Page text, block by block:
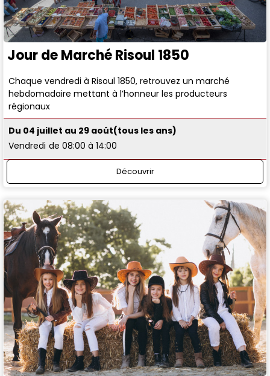
Jour de Marché Risoul 1850
Chaque vendredi à Risoul 1850, retrouvez un marché
hebdomadaire mettant à l’honneur les producteurs
régionaux
Du 04 juillet au 29 août(tous les ans)
Vendredi de 08:00 à 14:00
Découvrir